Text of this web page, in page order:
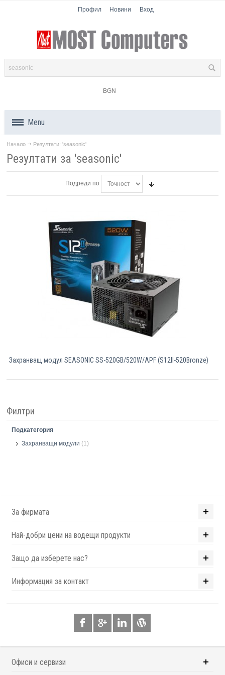
Профил Новини Вход
BGN
Menu
Продукти
Компоненти
Лаптопи
Начало Резултати: 'seasonic'
Резултати за 'seasonic'
Подреди по
Захранващ модул SEASONIC SS-520GB/520W/APF (S12II-520Bronze)
Филтри
Подкатегория
Захранващи модули (1)
За фирмата
Най-добри цени на водещи продукти
Защо да изберете нас?
Информация за контакт
Офиси и сервизи